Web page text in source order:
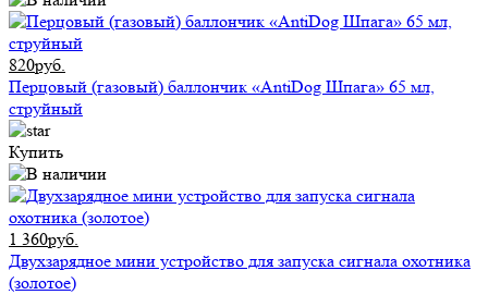
820руб.
Перцовый (газовый) баллончик «AntiDog Шпага» 65 мл,
струйный
Купить
1 360руб.
Двухзарядное мини устройство для запуска сигнала охотника
(золотое)